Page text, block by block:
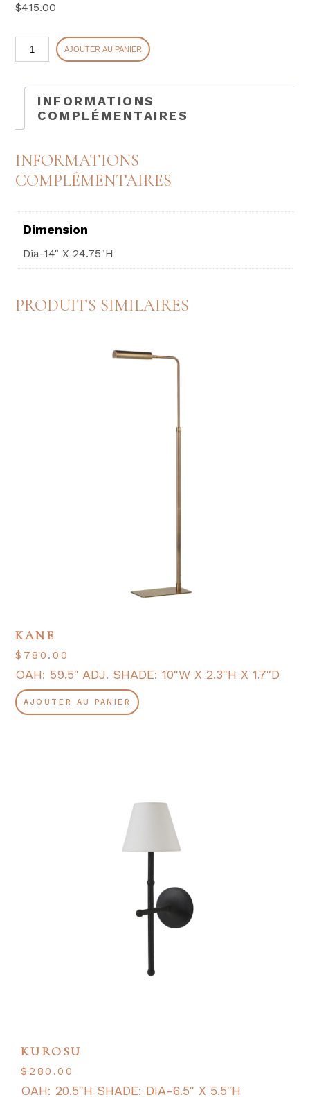
$415.00
quantité
de
AJOUTER AU PANIER
INFORMATIONS
COMPLÉMENTAIRES
INFORMATIONS
COMPLÉMENTAIRES
Dimension
Dia-14" X 24.75"H
PRODUITS SIMILAIRES
KANE
$ 780.00
OAH: 59.5" ADJ. SHADE: 10"W X 2.3"H X 1.7"D
AJOUTER AU PANIER
KUROSU
$280.00
OAH: 20.5"H SHADE: DIA-6.5" X 5.5"H